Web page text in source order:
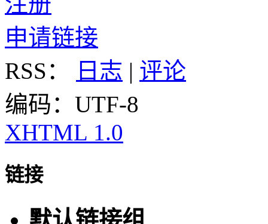
申请链接
RSS：
日志 | 评论
编码：UTF-8
XHTML 1.0
链接